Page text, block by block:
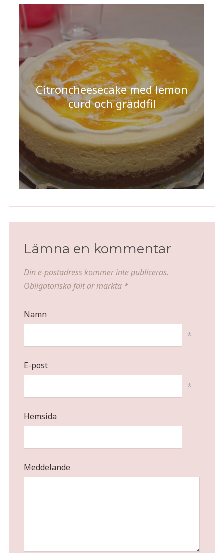
Citroncheesecake med lemon
curd och gräddfil
Lämna en kommentar
Din e-postadress kommer inte publiceras.
Obligatoriska fält är märkta *
Namn
*
E-post
*
Hemsida
Meddelande